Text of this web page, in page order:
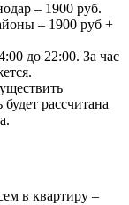
– 1900 руб.
– 1900 руб +
до 22:00. За час
рассчитана
в квартиру –